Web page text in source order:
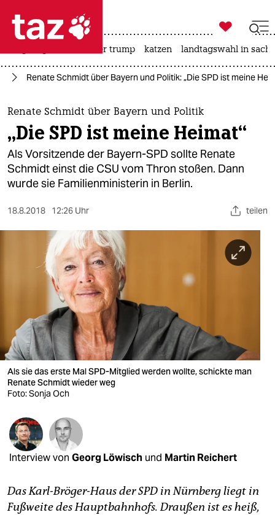
 taz zahl ich
taz zahl ich
themen
politik
öko
wahrheit
verlag
verlag
shop
fragen & hilfe
abo

taz zahl ich
usa unter trump katzen landtagswahl in
Renate Schmidt über Bayern und Politik: „Die SPD ist meine
Renate Schmidt über Bayern und Politik
„Die SPD ist meine Heimat“
Als Vorsitzende der Bayern-SPD sollte Renate
Schmidt einst die CSU vom Thron stoßen. Dann
wurde sie Familienministerin in Berlin.
18.8.2018 12:26 Uhr teilen
Als sie das erste Mal SPD-Mitglied werden wollte, schickte man
Renate Schmidt wieder weg
Foto: Sonja Och
Interview von Georg Löwisch und Martin Reichert
Das Karl-Bröger-Haus der SPD in Nürnberg liegt in
Fußweite des Hauptbahnhofs. Draußen ist es heiß,